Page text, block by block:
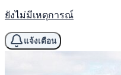
ยังไม่มีเหตุการณ์
แจ้งเตือน